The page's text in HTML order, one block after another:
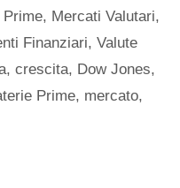
Prime, Mercati Valutari,
Finanziari, Valute
,crescita, Dow Jones,
Prime, mercato,